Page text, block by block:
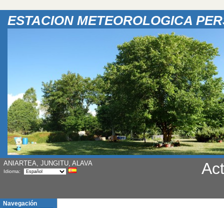
ESTACION METEOROLOGICA
ANIARTEA, JUNGITU, ALAVA
Idioma:
Navegación